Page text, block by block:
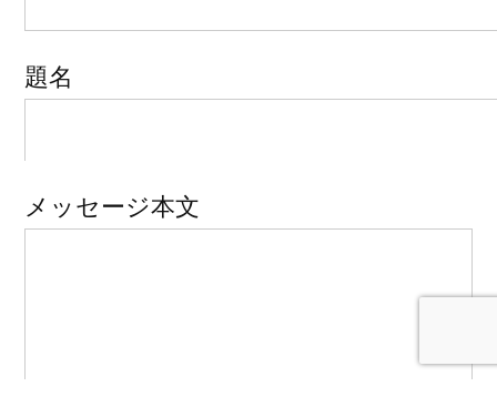
題名
メッセージ本文